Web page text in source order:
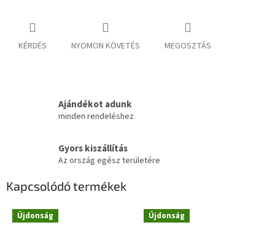
KÉRDÉS NYOMON KÖVETÉS MEGOSZTÁS
Ajándékot adunk
minden rendeléshez
Gyors kiszállítás
Az ország egész területére
Kapcsolódó termékek
Újdonság Újdonság